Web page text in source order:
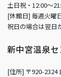
土日祝・12:00～
[休館日] 毎週火曜
祝日の場合は翌日
新中宮温泉セ
[住所] 〒920-2324